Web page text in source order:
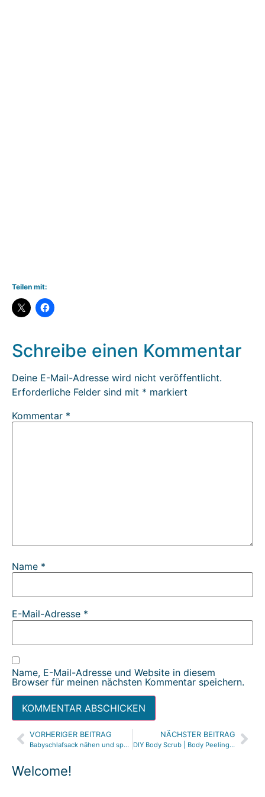
Welcome!
Teilen mit:
Schreibe einen Kommentar
Deine E-Mail-Adresse wird nicht veröffentlicht.
Erforderliche Felder sind mit * markiert
Kommentar *
Name *
E-Mail-Adresse *
Name, E-Mail-Adresse und Website in diesem
Browser für meinen nächsten Kommentar speichern.
Alternative:
VORHERIGER BEITRAG
Babyschlafsack nähen und spenden! GRATIS SCHNITTMUSTER Babyschlafsack
NÄCHSTER BEITRAG
DIY Body Scrub | Body Peeling selbermachen aus 3 Zutaten | Naturkosmetik | DIY Anleitung |